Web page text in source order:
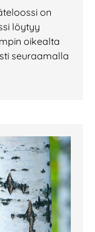
on
löytyy
oikealta
seuraamalla